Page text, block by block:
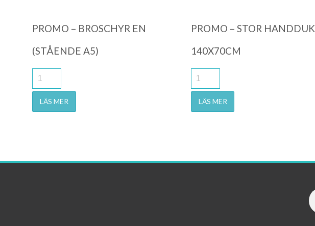
PROMO – BROSCHYR EN
(STÅENDE A5)
LÄS MER
PROMO – STOR HANDDUK
140X70CM
LÄS MER